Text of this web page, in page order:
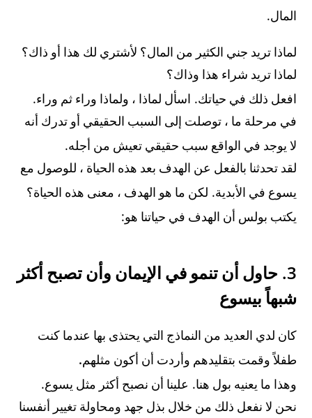
المال.
لماذا تريد جني الكثير من المال؟ لأشتري لك هذا أو ذاك؟
لماذا تريد شراء هذا وذاك؟
افعل ذلك في حياتك. اسأل لماذا ، ولماذا وراء ثم وراء.
في مرحلة ما ، توصلت إلى السبب الحقيقي أو تدرك أنه
لا يوجد في الواقع سبب حقيقي تعيش من أجله.
لقد تحدثنا بالفعل عن الهدف بعد هذه الحياة ، للوصول مع
يسوع في الأبدية. لكن ما هو الهدف ، معنى هذه الحياة؟
يكتب بولس أن الهدف في حياتنا هو:
3.
حاول أن تنمو في الإيمان وأن تصبح أكثر
شبهاً بيسوع
كان لدي العديد من النماذج التي يحتذى بها عندما كنت
طفلاً وقمت بتقليدهم وأردت أن أكون مثلهم.
وهذا ما يعنيه بول هنا. علينا أن نصبح أكثر مثل يسوع.
نحن لا نفعل ذلك من خلال بذل جهد ومحاولة تغيير أنفسنا